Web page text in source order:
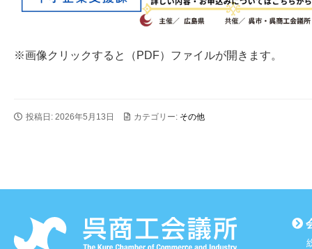
※画像クリックすると（PDF）ファイルが開きます。
投稿日: 2026年5月13日 カテゴリー: その他